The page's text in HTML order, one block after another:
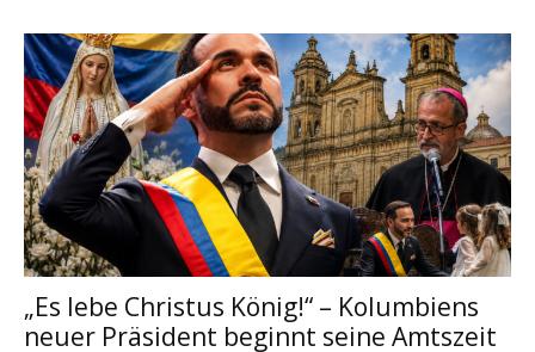
„Es lebe Christus König!“ – Kolumbiens
neuer Präsident beginnt seine Amtszeit